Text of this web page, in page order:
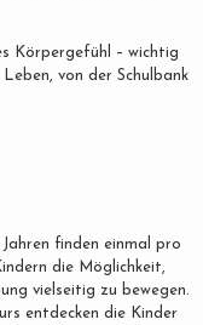
Körpergefühl – wichtig
von der Schulbank
finden einmal pro
die Möglichkeit,
vielseitig zu bewegen.
entdecken die Kinder